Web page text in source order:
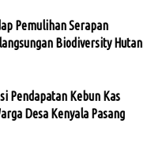
Pemulihan Serapan
Biodiversity Hutan
Pendapatan Kebun Kas
Desa Kenyala Pasang